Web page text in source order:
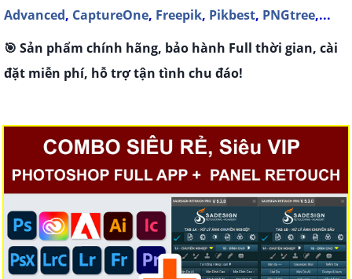
Advanced, CaptureOne, Freepik, Pikbest, PNGtree,...
🎯 Sản phẩm chính hãng, bảo hành Full thời gian, cài
đặt miễn phí, hỗ trợ tận tình chu đáo!